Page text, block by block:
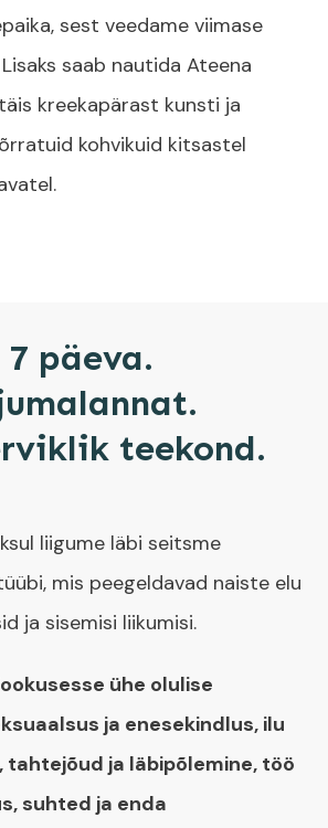
sest veedame viimase
saab nautida Ateena
kreekapärast kunsti ja
kohvikuid kitsastel
7 päeva.
teekond.
liigume läbi seitsme
mis peegeldavad naiste elu
ja sisemisi liikumisi.
ühe olulise
ja enesekindlus, ilu
tahtejõud ja läbipõlemine, töö
suhted ja enda